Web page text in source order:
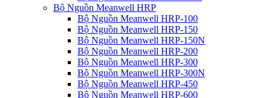
Bộ Nguồn Meanwell HRP
Bộ Nguồn Meanwell HRP-100
Bộ Nguồn Meanwell HRP-150
Bộ Nguồn Meanwell HRP-150N
Bộ Nguồn Meanwell HRP-200
Bộ Nguồn Meanwell HRP-300
Bộ Nguồn Meanwell HRP-300N
Bộ Nguồn Meanwell HRP-450
Bộ Nguồn Meanwell HRP-600